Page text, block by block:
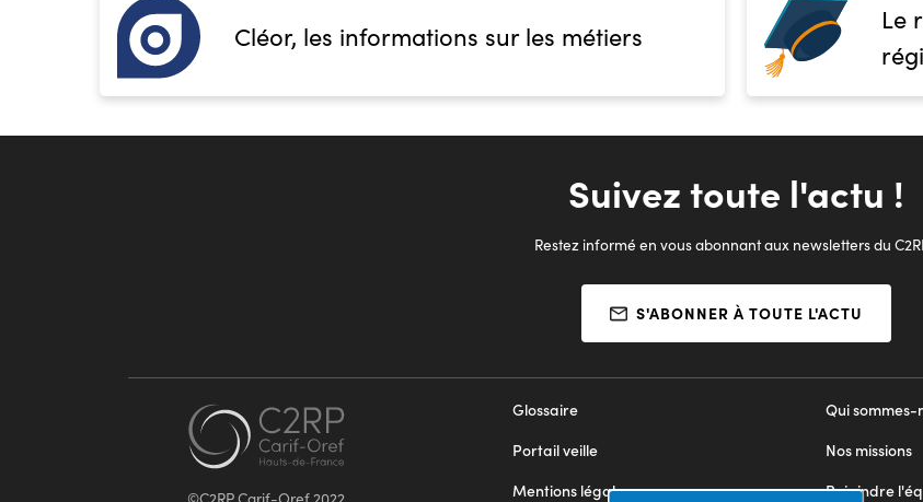
Cléor, les informations sur les métiers
Le
Suivez toute l'actu !
Restez informé en vous abonnant aux newsletters du
S'ABONNER À TOUTE L'ACTU
Qui sommes-
Nos missions
Rejoindre
Glossaire
Portail veille
Mentions légales